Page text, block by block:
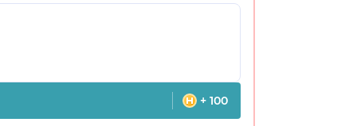
+ 100